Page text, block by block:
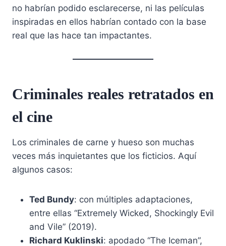
no habrían podido esclarecerse, ni las películas
inspiradas en ellos habrían contado con la base
real que las hace tan impactantes.
Criminales reales retratados en
el cine
Los criminales de carne y hueso son muchas
veces más inquietantes que los ficticios. Aquí
algunos casos:
Ted Bundy: con múltiples adaptaciones,
entre ellas “Extremely Wicked, Shockingly Evil
and Vile” (2019).
Richard Kuklinski: apodado “The Iceman”,